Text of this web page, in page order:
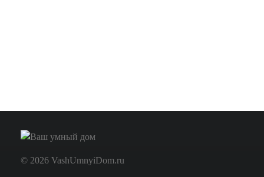
© 2026 VashUmnyiDom.ru